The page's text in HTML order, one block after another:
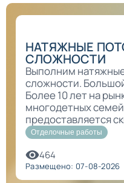
НАТЯЖНЫЕ
СЛОЖНОСТИ
Выполним
сложности.
Более 10 лет на
многодетных
предоставляется
Отделочные работы
464
Размещено: 07-08-2026